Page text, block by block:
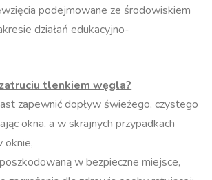
podejmowane ze środowiskiem
działań edukacyjno-
tlenkiem węgla?
zapewnić dopływ świeżego, czystego
okna, a w skrajnych przypadkach
oknie,
w bezpieczne miejsce,